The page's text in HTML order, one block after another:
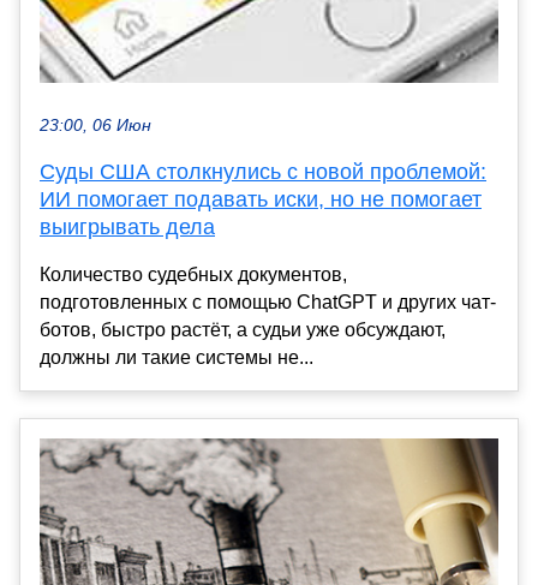
23:00, 06 Июн
Суды США столкнулись с новой проблемой:
ИИ помогает подавать иски, но не помогает
выигрывать дела
Количество судебных документов,
подготовленных с помощью ChatGPT и других чат-
ботов, быстро растёт, а судьи уже обсуждают,
должны ли такие системы не...